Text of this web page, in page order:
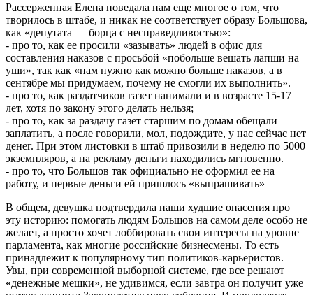
Рассерженная Елена поведала нам еще многое о том, что
творилось в штабе, и никак не соответствует образу Большова,
как «депутата — борца с несправедливостью»:
- про то, как ее просили «зазывать» людей в офис для
составления наказов с просьбой «побольше вешать лапши на
уши», так как «нам нужно как можно больше наказов, а в
сентябре мы придумаем, почему не смогли их выполнить».
- про то, как раздатчиков газет нанимали и в возрасте 15-17
лет, хотя по закону этого делать нельзя;
- про то, как за раздачу газет старшим по домам обещали
заплатить, а после говорили, мол, подождите, у нас сейчас нет
денег. При этом листовки в штаб привозили в неделю по 5000
экземпляров, а на рекламу деньги находились мгновенно.
- про то, что Большов так официально не оформил ее на
работу, и первые деньги ей пришлось «выпрашивать»
В общем, девушка подтвердила наши худшие опасения про
эту историю: помогать людям Большов на самом деле особо не
желает, а просто хочет лоббировать свои интересы на уровне
парламента, как многие российские бизнесмены. То есть
принадлежит к популярному тип политиков-карьеристов.
Увы, при современной выборной системе, где все решают
«денежные мешки», не удивимся, если завтра он получит уже